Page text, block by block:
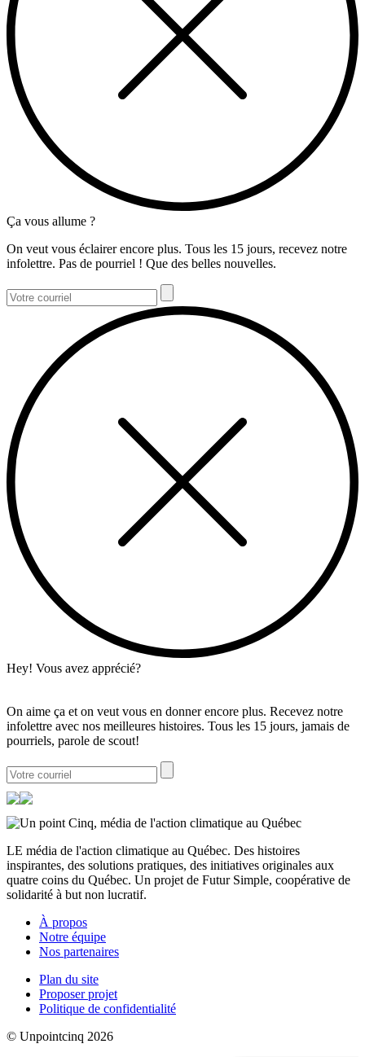
Ça vous allume ?
On veut vous éclairer encore plus. Tous les 15 jours, recevez notre
infolettre. Pas de pourriel ! Que des belles nouvelles.
Hey! Vous avez apprécié?
On aime ça et on veut vous en donner encore plus. Recevez notre
infolettre avec nos meilleures histoires. Tous les 15 jours, jamais de
pourriels, parole de scout!
LE média de l'action climatique au Québec. Des histoires
inspirantes, des solutions pratiques, des initiatives originales aux
quatre coins du Québec. Un projet de Futur Simple, coopérative de
solidarité à but non lucratif.
À propos
Notre équipe
Nos partenaires
Plan du site
Proposer projet
Politique de confidentialité
© Unpointcinq 2026